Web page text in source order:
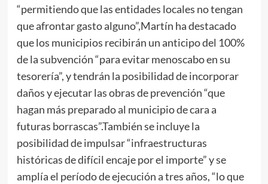
“permitiendo que las entidades locales no tengan
que afrontar gasto alguno”,Martín ha destacado
que los municipios recibirán un anticipo del 100%
de la subvención “para evitar menoscabo en su
tesorería”, y tendrán la posibilidad de incorporar
daños y ejecutar las obras de prevención “que
hagan más preparado al municipio de cara a
futuras borrascas”.También se incluye la
posibilidad de impulsar “infraestructuras
históricas de difícil encaje por el importe” y se
amplía el período de ejecución a tres años, “lo que